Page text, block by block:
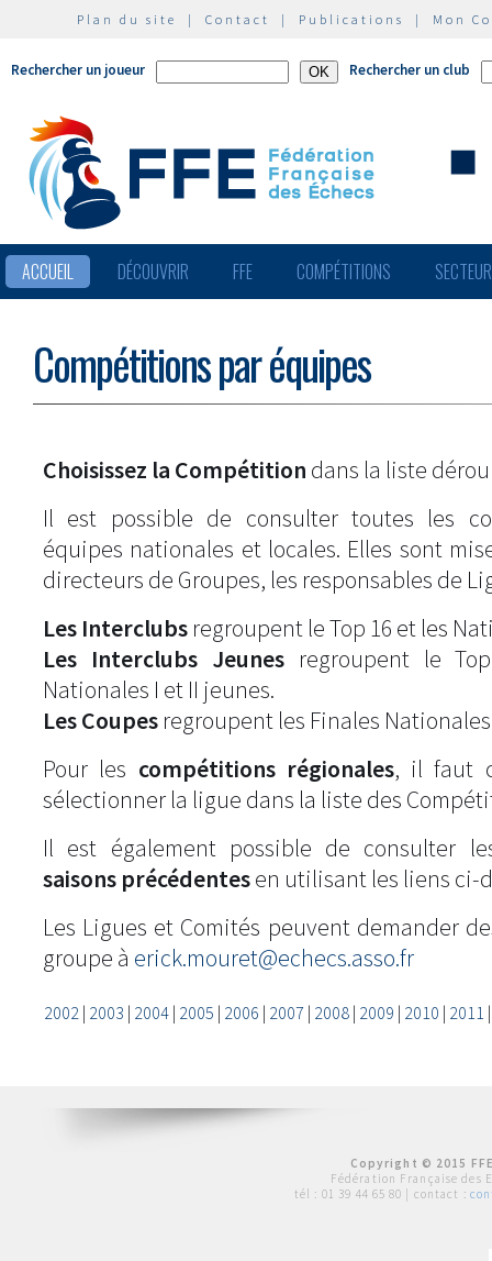
Plan du site | Contact | Publications | Mon
Rechercher un joueur Rechercher un club
ACCUEIL DÉCOUVRIR FFE COMPÉTITIONS
Compétitions par équipes
Choisissez la Compétition dans la liste
Il est possible de consulter toutes les
équipes nationales et locales. Elles sont
directeurs de Groupes, les responsables de
Les Interclubs regroupent le Top 16 et les
Les Interclubs Jeunesregroupent le
Nationales I et II jeunes.
Les Coupes regroupent les Finales
Pour les compétitions régionales, il faut
sélectionner la ligue dans la liste des
Il est également possible de consulter
saisons précédentesen utilisant les liens ci-
Les Ligues et Comités peuvent demander
groupe à erick.mouret@echecs.asso.fr
2002| 2003 | 2004| 2005 | 2006 | 2007 | 2008| 2009 | 2010 | 2011
Copyright © 2015
Fédération Française des
tél : 01 39 44 65 80 | contact :